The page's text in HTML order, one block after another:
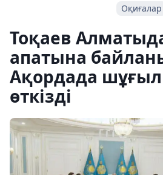
Оқиғалар
Тоқаев
апатына
Ақордада шұғыл
өткізді